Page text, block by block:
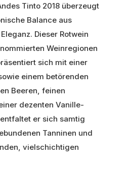
Tinto 2018 überzeugt
Balance aus
Dieser Rotwein
Weinregionen
sich mit einer
einem betörenden
Beeren, feinen
dezenten Vanille-
er sich samtig
Tanninen und
vielschichtigen